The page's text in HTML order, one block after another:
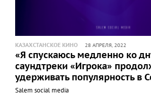
КАЗАХСТАНСКОЕ КИНО 28 АПРЕЛЯ, 2022
«Я спускаюсь медленно ко
саундтреки «Игрока»
удерживать популярность в
Salem social media